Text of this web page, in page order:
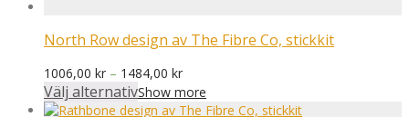
North Row design av The Fibre Co, stickkit
1006,00 kr – 1484,00 krPrisintervall:
1006,00 kr
till
Välj alternativShow more